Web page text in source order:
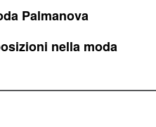
Palmanova
nella moda